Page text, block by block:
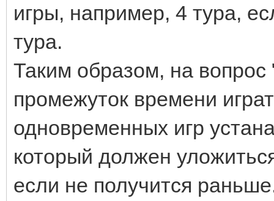
игры, например, 4 тура,
тура.
Таким образом, на вопрос
промежуток времени
одновременных игр
который должен
если не получится